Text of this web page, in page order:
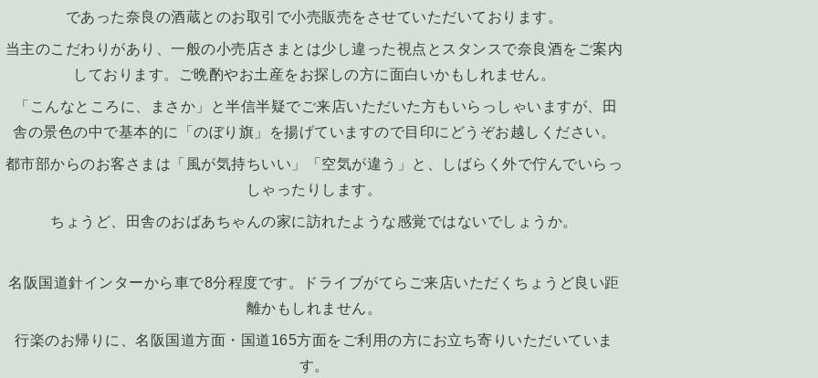
であった奈良の酒蔵とのお取引で小売販売をさせていただいております。
当主のこだわりがあり、一般の小売店さまとは少し違った視点とスタンスで奈良酒をご案内
しております。ご晩酌やお土産をお探しの方に面白いかもしれません。
「こんなところに、まさか」と半信半疑でご来店いただいた方もいらっしゃいますが、田
舎の景色の中で基本的に「のぼり旗」を揚げていますので目印にどうぞお越しください。
都市部からのお客さまは「風が気持ちいい」「空気が違う」と、しばらく外で佇んでいらっ
しゃったりします。
ちょうど、田舎のおばあちゃんの家に訪れたような感覚ではないでしょうか。
名阪国道針インターから車で8分程度です。ドライブがてらご来店いただくちょうど良い距
離かもしれません。
行楽のお帰りに、名阪国道方面・国道165方面をご利用の方にお立ち寄りいただいていま
す。